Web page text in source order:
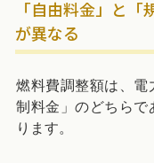
「自由料金」と
が異なる
燃料費調整額は、電
制料金」のどちらで
ります。